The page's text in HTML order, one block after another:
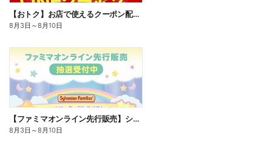
【おトク】お店で使えるクーポン配信中
8月3日 ～8月10日
【ファミマオンライン先行販売】シルバニアファミリー
8月3日 ～8月10日